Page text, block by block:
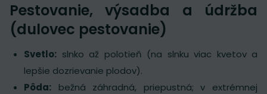
Pestovanie, výsadba a údržba
(dulovec pestovanie)
Svetlo: slnko až polotieň (na slnku viac kvetov a
lepšie dozrievanie plodov).
Pôda: bežná záhradná, priepustná; v extrémnej